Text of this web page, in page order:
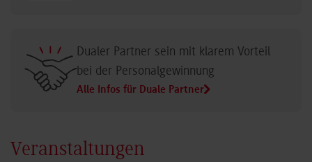
Dualer Partner sein mit klarem Vorteil
bei der Personalgewinnung
Alle Infos für Duale Partner
Veranstaltungen